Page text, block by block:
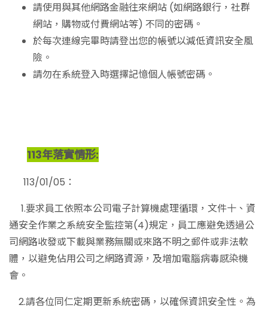
請使用與其他網路金融往來網站 (如網路銀行，社群
網站，購物或付費網站等) 不同的密碼。
於每次連線完畢時請登出您的帳號以減低資訊安全風
險。
請勿在系統登入時選擇記憶個人帳號密碼。
113年落實情形:
113/01/05：
1.要求員工依照本公司電子計算機處理循環，文件十、資
通安全作業之系統安全監控第(4)規定，員工應避免透過公
司網路收發或下載與業務無關或來路不明之郵件或非法軟
體，以避免佔用公司之網路資源，及增加電腦病毒感染機
會。
2.請各位同仁定期更新系統密碼，以確保資訊安全性。為